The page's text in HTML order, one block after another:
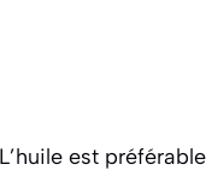
est préférable